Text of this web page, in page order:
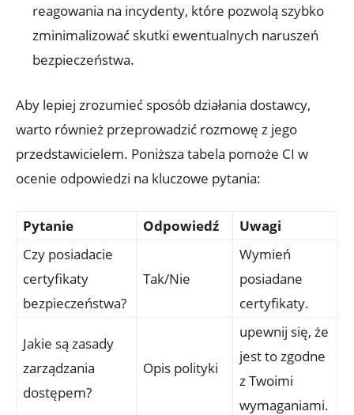
reagowania ⁣na incydenty, które pozwolą szybko
‍zminimalizować​ skutki ewentualnych ‍naruszeń
bezpieczeństwa.
Aby lepiej zrozumieć sposób ⁤działania dostawcy,
warto również przeprowadzić rozmowę z jego
przedstawicielem. Poniższa tabela pomoże CI w
ocenie odpowiedzi na kluczowe pytania:
Pytanie Odpowiedź
Uwagi
Czy⁣ posiadacie
certyfikaty
bezpieczeństwa?
Tak/Nie
Wymień
posiadane
certyfikaty.
Jakie są zasady
zarządzania
dostępem?
Opis polityki
upewnij się, że
jest to zgodne
z Twoimi
wymaganiami.